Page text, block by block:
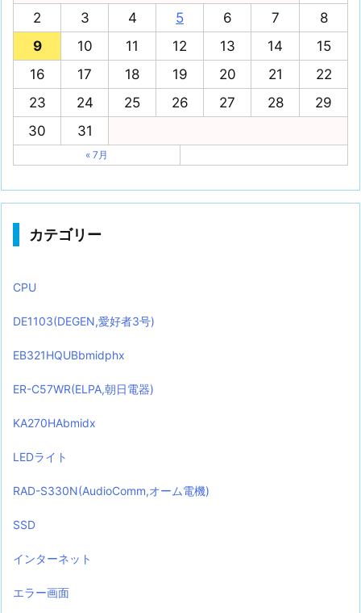
2
3 4 5 6 7
8
9
10 11 12 13 14
15
16
17 18 19 20 21
22
23
24 25 26 27 28
29
30
31
« 7月
カテゴリー
CPU
DE1103(DEGEN,愛好者3号)
EB321HQUBbmidphx
ER-C57WR(ELPA,朝日電器)
KA270HAbmidx
LEDライト
RAD-S330N(AudioComm,オーム電機)
SSD
インターネット
エラー画面